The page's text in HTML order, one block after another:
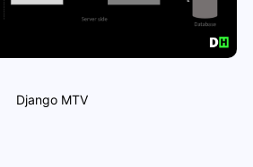
Django MTV